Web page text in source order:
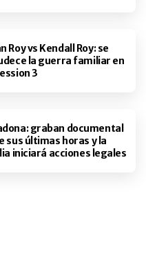
Roy vs Kendall Roy: se
la guerra familiar en
3
graban documental
sus últimas horas y la
iniciará acciones legales